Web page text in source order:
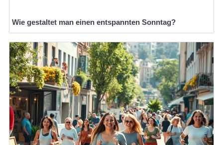
Wie gestaltet man einen entspannten Sonntag?